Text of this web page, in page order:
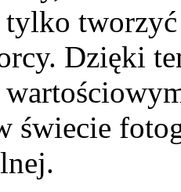
Dzięki
świecie